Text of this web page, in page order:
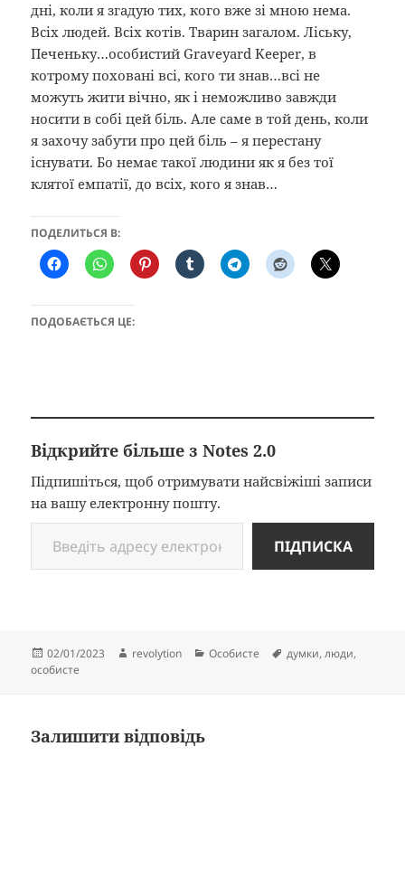
дні, коли я згадую тих, кого вже зі мною нема.
Всіх людей. Всіх котів. Тварин загалом. Ліську,
Печеньку…особистий Graveyard Keeper, в
котрому поховані всі, кого ти знав…всі не
можуть жити вічно, як і неможливо завжди
носити в собі цей біль. Але саме в той день, коли
я захочу забути про цей біль – я перестану
існувати. Бо немає такої людини як я без тої
клятої емпатії, до всіх, кого я знав…
ПОДЕЛИТЬСЯ В:
ПОДОБАЄТЬСЯ ЦЕ:
Відкрийте більше з Notes 2.0
Підпишіться, щоб отримувати найсвіжіші записи
на вашу електронну пошту.
Введіть адресу електронної пошти…
ПІДПИСКА
Опубліковано
02/01/2023 Автор
revolytion Категорії
Особисте Позначки
думки,люди,
особисте
Залишити відповідь